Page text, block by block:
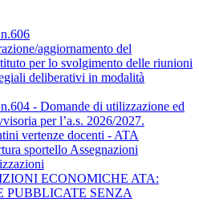
aggiornamento del
per lo svolgimento delle riunioni
deliberativi in modalità
- Domande di utilizzazione ed
per l’a.s. 2026/2027.
vertenze docenti - ATA
sportello Assegnazioni
ECONOMICHE ATA:
PUBBLICATE SENZA